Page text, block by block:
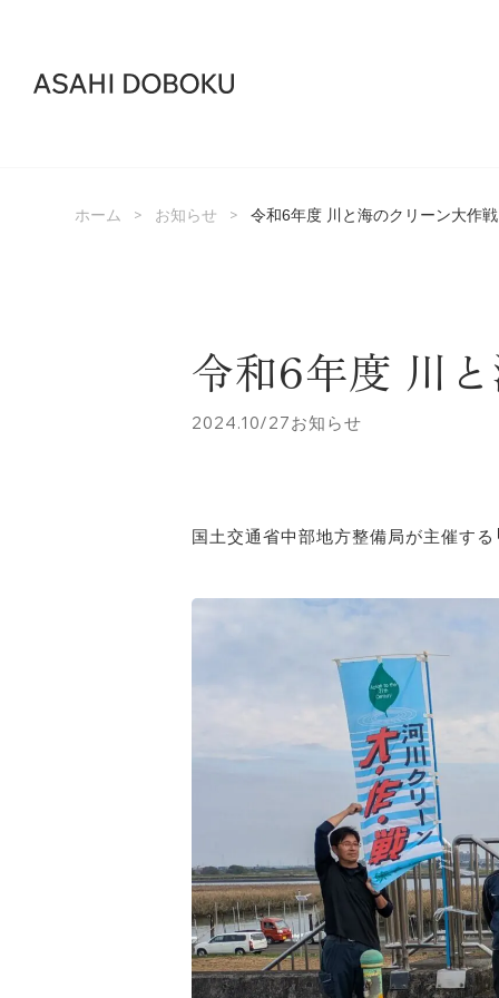
ホーム > お知らせ > 令和6年度 川と海のクリーン大作
令和6年度 川
2024.10/27お知らせ
国土交通省中部地方整備局が主催する